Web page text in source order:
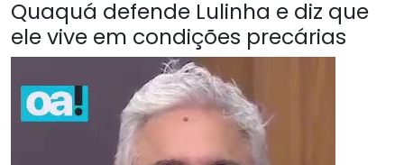
Quaquá defende Lulinha e diz que
ele vive em condições precárias